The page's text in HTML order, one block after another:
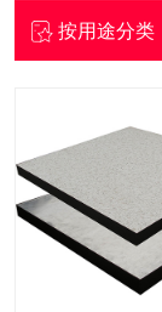
按用途分类